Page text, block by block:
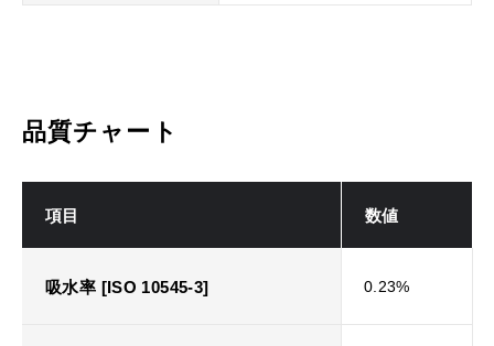
品質チャート
項目 数値
吸水率 [ISO 10545-3] 0.23%